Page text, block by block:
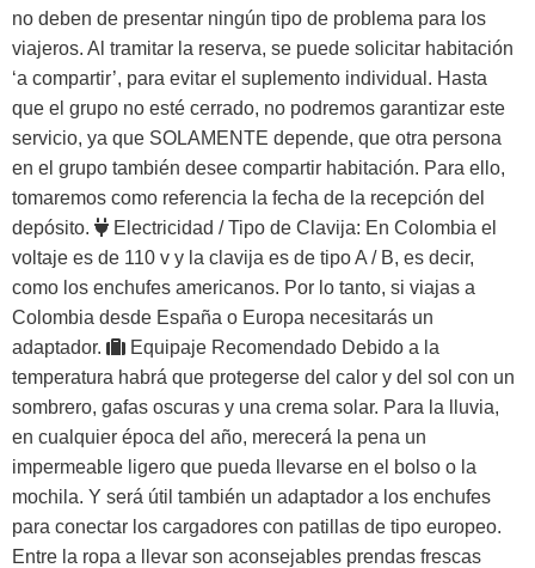
no deben de presentar ningún tipo de problema para los
viajeros. Al tramitar la reserva, se puede solicitar habitación
‘a compartir’, para evitar el suplemento individual. Hasta
que el grupo no esté cerrado, no podremos garantizar este
servicio, ya que SOLAMENTE depende, que otra persona
en el grupo también desee compartir habitación. Para ello,
tomaremos como referencia la fecha de la recepción del
depósito.
Electricidad / Tipo de Clavija: En Colombia el
voltaje es de 110 v y la clavija es de tipo A / B, es decir,
como los enchufes americanos. Por lo tanto, si viajas a
Colombia desde España o Europa necesitarás un
adaptador.
Equipaje Recomendado Debido a la
temperatura habrá que protegerse del calor y del sol con un
sombrero, gafas oscuras y una crema solar. Para la lluvia,
en cualquier época del año, merecerá la pena un
impermeable ligero que pueda llevarse en el bolso o la
mochila. Y será útil también un adaptador a los enchufes
para conectar los cargadores con patillas de tipo europeo.
Entre la ropa a llevar son aconsejables prendas frescas